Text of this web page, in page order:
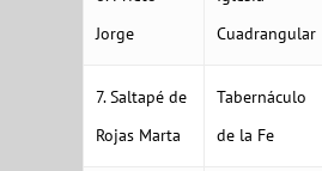
Jorge
Cuadrangular
7. Saltapé de
Rojas Marta
Tabernáculo
de la Fe